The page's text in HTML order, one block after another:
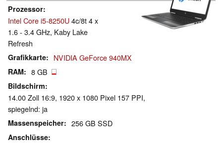
Prozessor
Intel Core i5-8250U4c/8t 4 x
1.6 - 3.4 GHz, Kaby Lake
Refresh
Grafikkarte NVIDIA GeForce 940MX
RAM 8 GB
Bildschirm
14.00 Zoll 16:9, 1920 x 1080 Pixel 157 PPI,
spiegelnd: ja
Massenspeicher 256 GB SSD
Anschlüsse